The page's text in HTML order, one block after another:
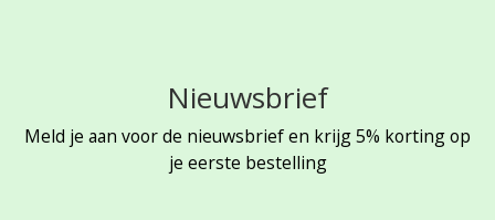
Nieuwsbrief
Meld je aan voor de nieuwsbrief en krijg 5% korting op
je eerste bestelling